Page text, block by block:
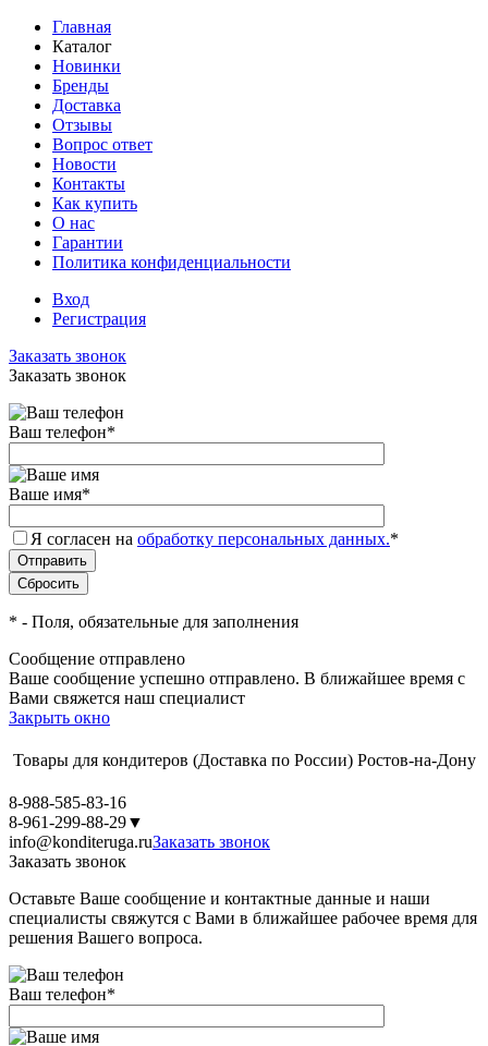
Главная
Каталог
Новинки
Бренды
Доставка
Отзывы
Вопрос ответ
Новости
Контакты
Как купить
О нас
Гарантии
Политика конфиденциальности
Вход
Регистрация
Заказать звонок
Заказать звонок
Ваш телефон*
Ваше имя*
Я согласен на обработку персональных данных.*
* - Поля, обязательные для заполнения
Сообщение отправлено
Ваше сообщение успешно отправлено. В ближайшее время с
Вами свяжется наш специалист
Закрыть окно
Товары для кондитеров (Доставка по России) Ростов-на-Дону
8-988-585-83-16
8-961-299-88-29▼
info@konditeruga.ruЗаказать звонок
Заказать звонок
Оставьте Ваше сообщение и контактные данные и наши
специалисты свяжутся с Вами в ближайшее рабочее время для
решения Вашего вопроса.
Ваш телефон*